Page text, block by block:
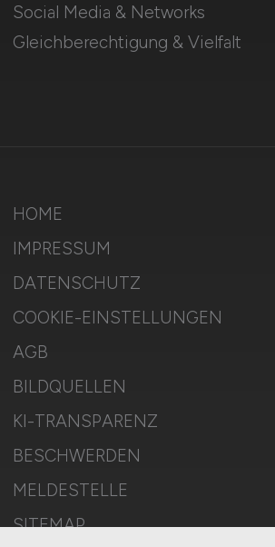
Social Media & Networks
Gleichberechtigung & Vielfalt
HOME
IMPRESSUM
DATENSCHUTZ
COOKIE-EINSTELLUNGEN
AGB
BILDQUELLEN
KI-TRANSPARENZ
BESCHWERDEN
MELDESTELLE
SITEMAP